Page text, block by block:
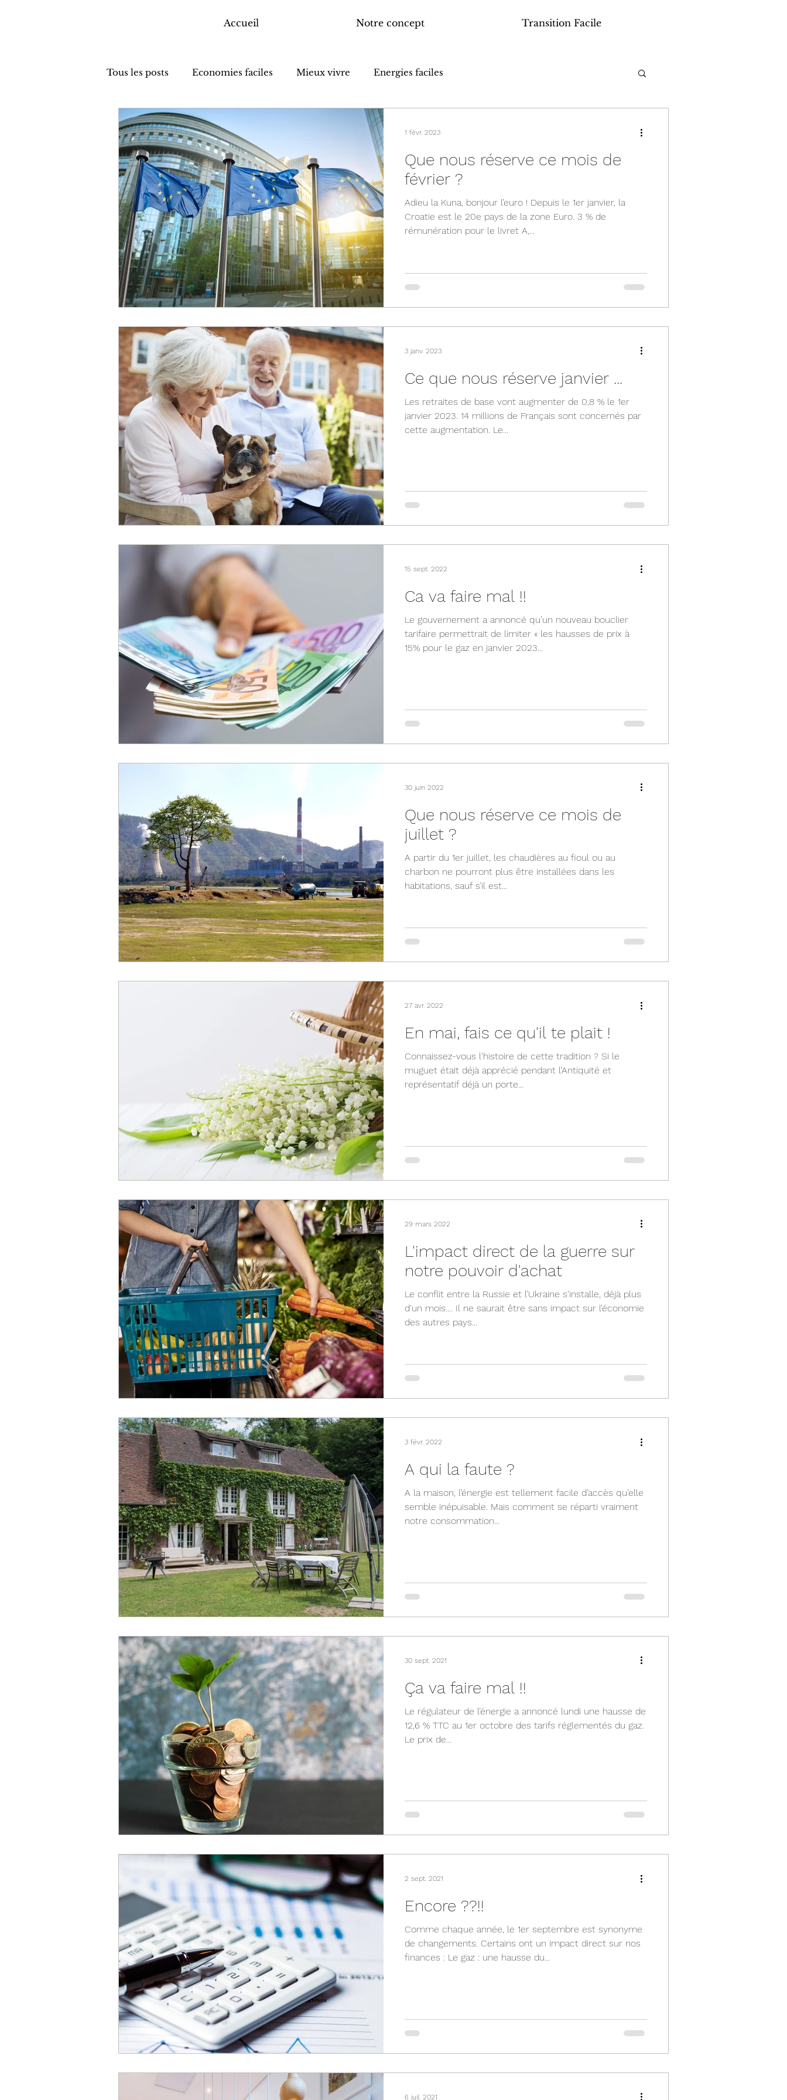
Accueil Notre concept Transition Facile
Tous les posts Economies faciles Mieux vivre Energies faciles
Que nous réserve ce mois de
février ?
Adieu la Kuna, bonjour l’euro ! Depuis le 1er janvier, la
Croatie est le 20e pays de la zone Euro. 3 % de
rémunération pour le livret A,...
1 févr. 2023
Ce que nous réserve janvier ...
Les retraites de base vont augmenter de 0,8 % le 1er
janvier 2023. 14 millions de Français sont concernés par
cette augmentation. Le...
3 janv. 2023
Ca va faire mal !!
Le gouvernement a annoncé qu’un nouveau bouclier
tarifaire permettrait de limiter « les hausses de prix à
15% pour le gaz en janvier 2023...
15 sept. 2022
Que nous réserve ce mois de
juillet ?
A partir du 1er juillet, les chaudières au fioul ou au
charbon ne pourront plus être installées dans les
habitations, sauf s’il est...
30 juin 2022
En mai, fais ce qu'il te plait !
Connaissez-vous l'histoire de cette tradition ? Si le
muguet était déjà apprécié pendant l’Antiquité et
représentatif déjà un porte...
27 avr. 2022
L'impact direct de la guerre sur
notre pouvoir d'achat
Le conflit entre la Russie et l’Ukraine s'installe, déjà plus
d'un mois.... Il ne saurait être sans impact sur l’économie
des autres pays...
29 mars 2022
A qui la faute ?
A la maison, l’énergie est tellement facile d’accès qu’elle
semble inépuisable. Mais comment se réparti vraiment
notre consommation...
3 févr. 2022
Ça va faire mal !!
Le régulateur de l’énergie a annoncé lundi une hausse de
12,6 % TTC au 1er octobre des tarifs réglementés du gaz.
Le prix de...
30 sept. 2021
Encore ??!!
Comme chaque année, le 1er septembre est synonyme
de changements. Certains ont un impact direct sur nos
finances : Le gaz : une hausse du...
2 sept. 2021
6 juil. 2021